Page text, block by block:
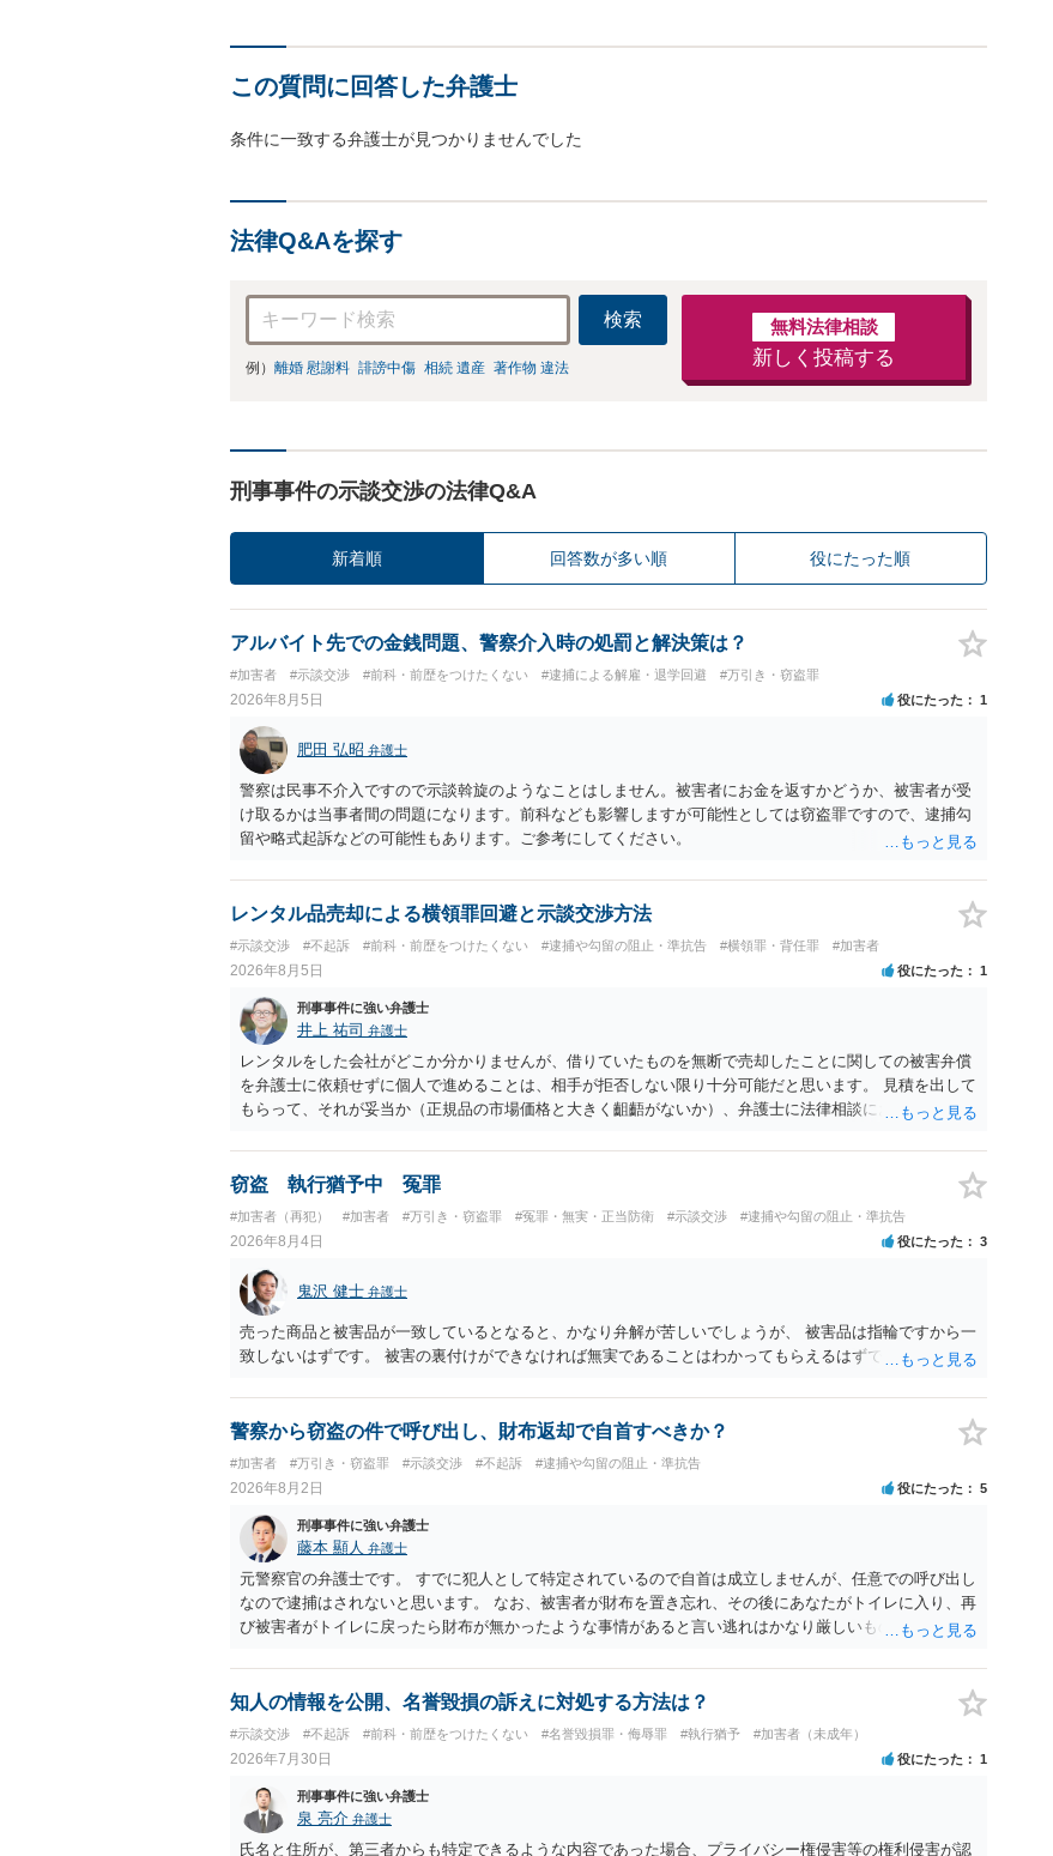
この質問に回答した弁護士
条件に一致する弁護士が見つかりませんでした
法律Q&Aを探す
検索
例） 離婚 慰謝料 誹謗中傷 相続 遺産 著作物 違法
無料法律相談
新しく投稿する
刑事事件の示談交渉の法律Q&A
新着順 回答数が多い順 役にたった順
アルバイト先での金銭問題、警察介入時の処罰と解決策は？
#加害者 #示談交渉 #前科・前歴をつけたくない #逮捕による解雇・退学回避 #万引き・窃盗罪
2026年8月5日 役にたった 1
肥田 弘昭 弁護士
警察は民事不介入ですので示談斡旋のようなことはしません。被害者にお金を返すかどうか、被害者が受
け取るかは当事者間の問題になります。前科なども影響しますが可能性としては窃盗罪ですので、逮捕勾
留や略式起訴などの可能性もあります。ご参考にしてください。
レンタル品売却による横領罪回避と示談交渉方法
#示談交渉 #不起訴 #前科・前歴をつけたくない #逮捕や勾留の阻止・準抗告 #横領罪・背任罪 #加害者
2026年8月5日 役にたった 1
刑事事件に強い弁護士
井上 祐司 弁護士
レンタルをした会社がどこか分かりませんが、借りていたものを無断で売却したことに関しての被害弁償
を弁護士に依頼せずに個人で進めることは、相手が拒否しない限り十分可能だと思います。 見積を出して
もらって、それが妥当か（正規品の市場価格と大きく齟齬がないか）、弁護士に法律相談において助言を
窃盗 執行猶予中 冤罪
#加害者（再犯） #加害者 #万引き・窃盗罪 #冤罪・無実・正当防衛 #示談交渉 #逮捕や勾留の阻止・準抗告
2026年8月4日 役にたった 3
鬼沢 健士 弁護士
売った商品と被害品が一致しているとなると、かなり弁解が苦しいでしょうが、 被害品は指輪ですから一
致しないはずです。 被害の裏付けができなければ無実であることはわかってもらえるはずです。
警察から窃盗の件で呼び出し、財布返却で自首すべきか？
#加害者 #万引き・窃盗罪 #示談交渉 #不起訴 #逮捕や勾留の阻止・準抗告
2026年8月2日 役にたった 5
刑事事件に強い弁護士
藤本 顯人 弁護士
元警察官の弁護士です。 すでに犯人として特定されているので自首は成立しませんが、任意での呼び出し
なので逮捕はされないと思います。 なお、被害者が財布を置き忘れ、その後にあなたがトイレに入り、再
び被害者がトイレに戻ったら財布が無かったような事情があると言い逃れはかなり厳しいものと思いま
知人の情報を公開、名誉毀損の訴えに対処する方法は？
#示談交渉 #不起訴 #前科・前歴をつけたくない #名誉毀損罪・侮辱罪 #執行猶予 #加害者（未成年）
2026年7月30日 役にたった 1
刑事事件に強い弁護士
泉 亮介 弁護士
氏名と住所が、第三者からも特定できるような内容であった場合、プライバシー権侵害等の権利侵害が認